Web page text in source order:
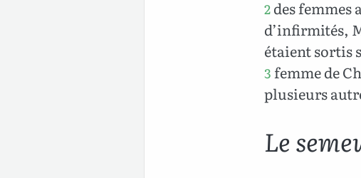
2des femmes
d’infirmités,
étaient sortis
3femme de
plusieurs
Le